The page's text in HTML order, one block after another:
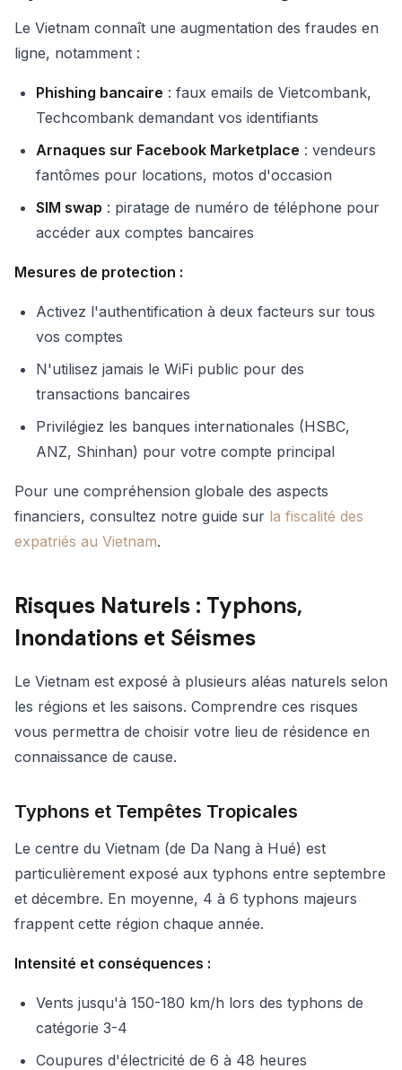
Le Vietnam connaît une augmentation des fraudes en
ligne, notamment :
Phishing bancaire : faux emails de Vietcombank,
Techcombank demandant vos identifiants
Arnaques sur Facebook Marketplace : vendeurs
fantômes pour locations, motos d'occasion
SIM swap : piratage de numéro de téléphone pour
accéder aux comptes bancaires
Mesures de protection :
Activez l'authentification à deux facteurs sur tous
vos comptes
N'utilisez jamais le WiFi public pour des
transactions bancaires
Privilégiez les banques internationales (HSBC,
ANZ, Shinhan) pour votre compte principal
Pour une compréhension globale des aspects
financiers, consultez notre guide sur la fiscalité des
expatriés au Vietnam.
Risques Naturels : Typhons,
Inondations et Séismes
Le Vietnam est exposé à plusieurs aléas naturels selon
les régions et les saisons. Comprendre ces risques
vous permettra de choisir votre lieu de résidence en
connaissance de cause.
Typhons et Tempêtes Tropicales
Le centre du Vietnam (de Da Nang à Hué) est
particulièrement exposé aux typhons entre septembre
et décembre. En moyenne, 4 à 6 typhons majeurs
frappent cette région chaque année.
Intensité et conséquences :
Vents jusqu'à 150-180 km/h lors des typhons de
catégorie 3-4
Coupures d'électricité de 6 à 48 heures